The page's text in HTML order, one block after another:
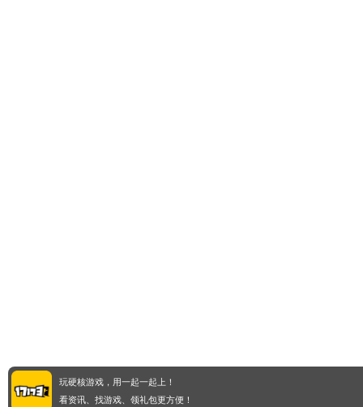
玩硬核游戏，用一起一起上！
看资讯、找游戏、领礼包更方便！